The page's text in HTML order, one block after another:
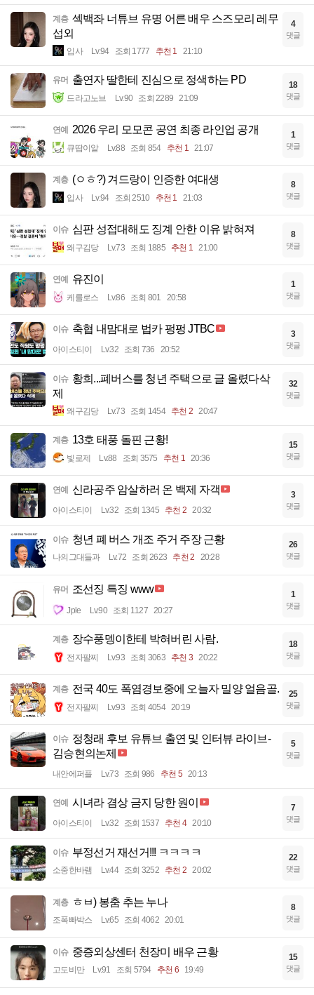
계층 섹백좌 너튜브 유명 어른 배우 스즈모리 레무
섭외
입사 Lv.94 조회 1777 추천 1 21:10
4
댓글
유머 출연자 딸한테 진심으로 정색하는 PD
드라고노브 Lv.90 조회 2289 21:09
18
댓글
연예 2026 우리 모모콘 공연 최종 라인업 공개
큐땁이알 Lv.88 조회 854 추천 1 21:07
1
댓글
계층 (ㅇㅎ?) 겨드랑이 인증한 여대생
입사 Lv.94 조회 2510 추천 1 21:03
8
댓글
이슈 심판 성접대해도 징계 안한 이유 밝혀져
왜구김당 Lv.73 조회 1885 추천 1 21:00
8
댓글
연예 유진이
케를로스 Lv.86 조회 801 20:58
1
댓글
이슈 축협 내맘대로 법카 펑펑 JTBC
아이스티이 Lv.32 조회 736 20:52
3
댓글
이슈 황희...폐버스를 청년 주택으로 글 올렸다삭
제
왜구김당 Lv.73 조회 1454 추천 2 20:47
32
댓글
계층 13호 태풍 돌핀 근황!
빛로제 Lv.88 조회 3575 추천 1 20:36
15
댓글
연예 신라공주 암살하러 온 백제 자객
아이스티이 Lv.32 조회 1345 추천 2 20:32
3
댓글
이슈 청년 폐 버스 개조 주거 주장 근황
나의그대들과 Lv.72 조회 2623 추천 2 20:28
26
댓글
유머 조선징 특징 www
Jple Lv.90 조회 1127 20:27
1
댓글
계층 장수풍뎅이한테 박혀버린 사람.
전자팔찌 Lv.93 조회 3063 추천 3 20:22
18
댓글
계층 전국 40도 폭염경보중에 오늘자 밀양 얼음골.
전자팔찌 Lv.93 조회 4054 20:19
25
댓글
이슈 정청래 후보 유튜브 출연 및 인터뷰 라이브-
김승현의논제
내안에퍼플 Lv.73 조회 986 추천 5 20:13
5
댓글
연예 시녀라 겸상 금지 당한 원이
아이스티이 Lv.32 조회 1537 추천 4 20:10
7
댓글
이슈 부정선거 재선거!!! ㅋㅋㅋㅋ
소중한바램 Lv.44 조회 3252 추천 2 20:02
22
댓글
계층 ㅎㅂ) 봉춤 추는 누나
조폭빠박스 Lv.65 조회 4062 20:01
8
댓글
이슈 중증외상센터 천장미 배우 근황
고도비만 Lv.91 조회 5794 추천 6 19:49
15
댓글